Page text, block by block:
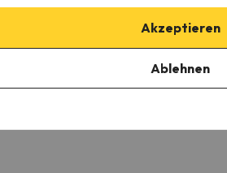
Badezimmer
Akzeptieren
Ablehnen